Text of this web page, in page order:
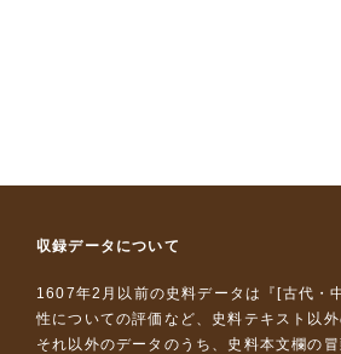
収録データについて
1607年2月以前の史料データは『 [古代・
性についての評価など、史料テキスト以
それ以外のデータのうち、史料本文欄の